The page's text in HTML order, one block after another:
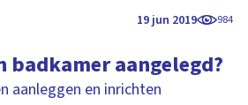
19 jun 2019 984
badkamer aangelegd?
aanleggen en inrichten